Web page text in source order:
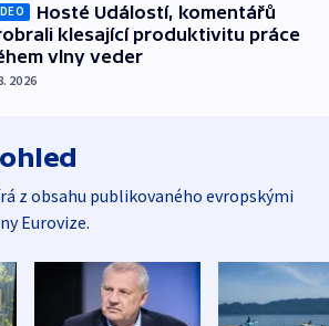
Hosté Událostí, komentářů
klesající produktivitu práce
vlny veder
2026
z obsahu publikovaného evropskými
Eurovize.